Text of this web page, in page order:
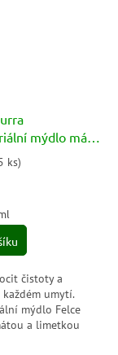
mýdlo máta
300ml
ks)
čistoty a
umytí.
mýdlo Felce
a limetkou